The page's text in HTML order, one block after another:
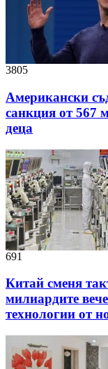
3805
Американски
санкция от 567
деца
691
Китай сменя
милиардите
технологии от